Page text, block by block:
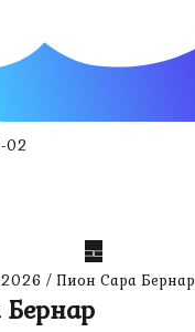
02
/ Пион Сара Бернар